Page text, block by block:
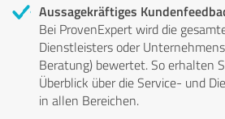
Aussagekräftiges
Bei ProvenExpert wird die
Dienstleisters oder
Beratung) bewertet. So erhalten
Überblick über die Service- und
in allen Bereichen.